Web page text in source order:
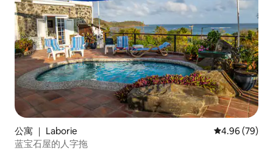
公寓 ｜ Laborie 平均评分 4.96
4.96 (79)
蓝宝石屋的人字拖